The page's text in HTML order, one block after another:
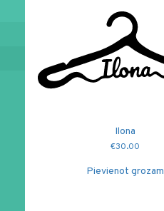
Ilona
€30.00
Pievienot grozam